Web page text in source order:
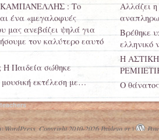
: Το
ένα «μεγαλοφυές
μας ανεβάζει ψηλά για
τον καλύτερο εαυτό
Η Παιδεία σώθηκε
εκτέλεση με…
to me. Υπό ψηφιακή
η ελληνική γλώσσα
Αλλάζει
Βρέθηκε
ελληνικό
Η
Ο
Copyright 2010-2026 Paidevo.gr |